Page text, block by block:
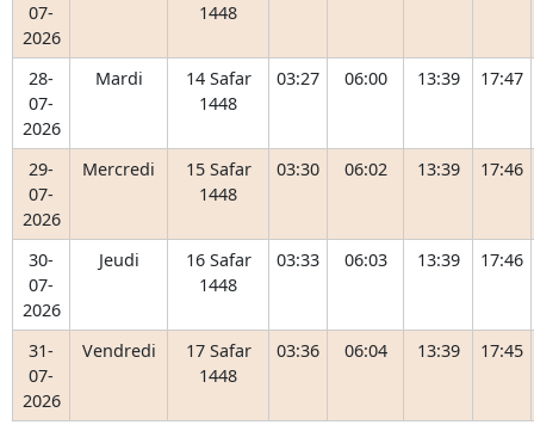
07-
2026
1448
28-
07-
2026
Mardi
14 Safar
1448
03:27 06:00 13:39 17:47
29-
07-
2026
Mercredi
15 Safar
1448
03:30 06:02 13:39 17:46
30-
07-
2026
Jeudi
16 Safar
1448
03:33 06:03 13:39 17:46
31-
07-
2026
Vendredi
17 Safar
1448
03:36 06:04 13:39 17:45